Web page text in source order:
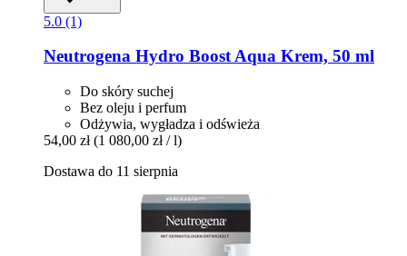
5.0 (1)
Neutrogena Hydro Boost Aqua Krem, 50 ml
Do skóry suchej
Bez oleju i perfum
Odżywia, wygładza i odświeża
54,00 zł (1 080,00 zł / l)
Dostawa do 11 sierpnia